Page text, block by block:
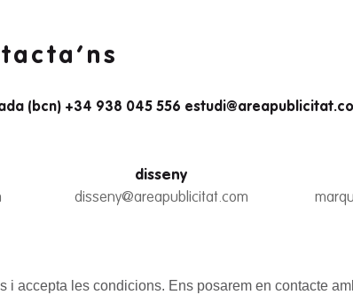
(bcn) +34 938 045 556
disseny
disseny@areapublicitat.com
i accepta les condicions. Ens posarem en contacte